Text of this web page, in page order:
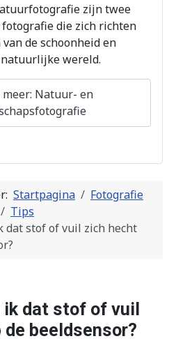
zijn twee
die zich richten
de schoonheid en
wereld.
Natuur- en
Startpagina
Fotografie
Tips
dat stof of vuil zich hecht
ik dat stof of vuil
beeldsensor?